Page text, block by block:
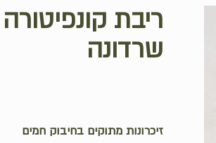
ריבת
שרדונה
זיכרונות מתוקים בחיבוק חמים